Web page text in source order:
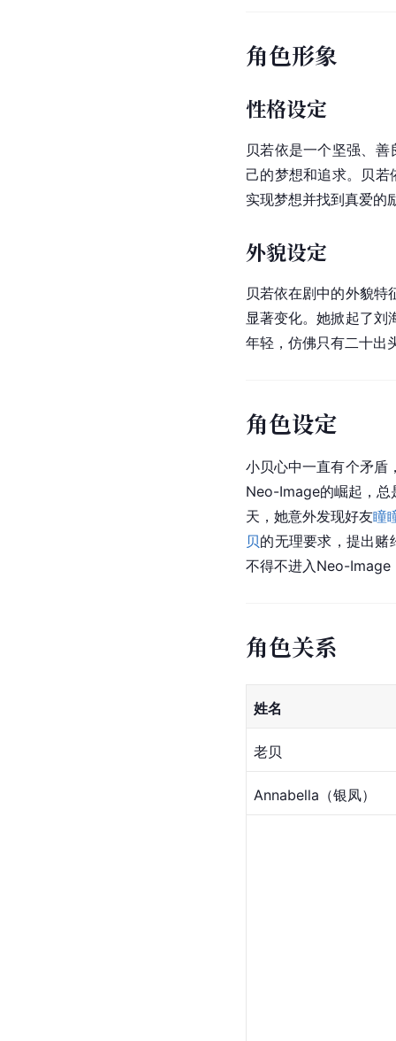
角色形象
性格设定
贝若依是一个坚强、
己的梦想和追求。贝
实现梦想并找到真爱的
外貌设定
贝若依在剧中的外貌
显著变化。她掀起了刘
角色设定
小贝心中一直有个矛盾
Neo-Image的崛起，总
天，她意外发现好友瞳
贝的无理要求，提出
不得不进入Neo-Image
角色关系
姓名
老贝
Annabella（银凤）